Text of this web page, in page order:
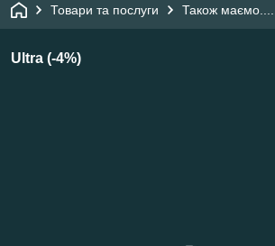
Товари та послуги Також маємо......
Ultra (-4%)